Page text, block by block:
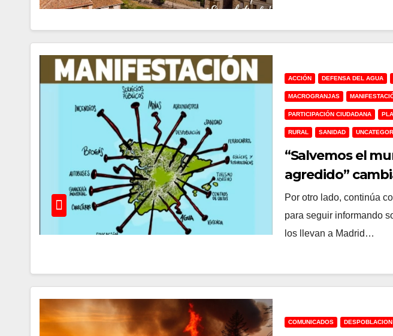
ACCIÓN DEFENSA DEL AGUA
MACROGRANJAS
PARTICIPACIÓN CIUDADANA
RURAL SANIDAD
“Salvemos el
agredido”
su
Por otro lado, continúa
para seguir informando
los llevan a Madrid…
COMUNICADOS DESPOBLACION